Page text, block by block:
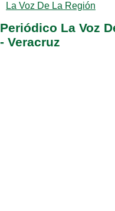
La Voz De La Región
Periódico La Voz
- Veracruz